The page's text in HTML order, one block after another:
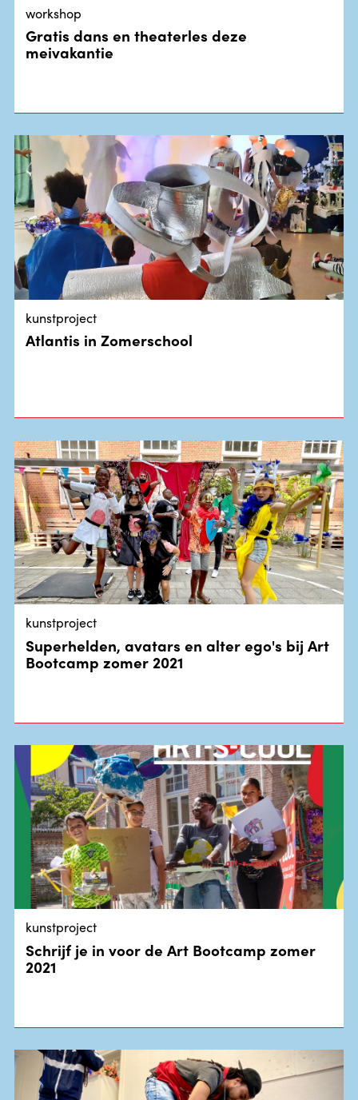
workshop
Gratis dans en theaterles deze
meivakantie
kunstproject
Atlantis in Zomerschool
kunstproject
Superhelden, avatars en alter ego's bij Art
Bootcamp zomer 2021
kunstproject
Schrijf je in voor de Art Bootcamp zomer
2021